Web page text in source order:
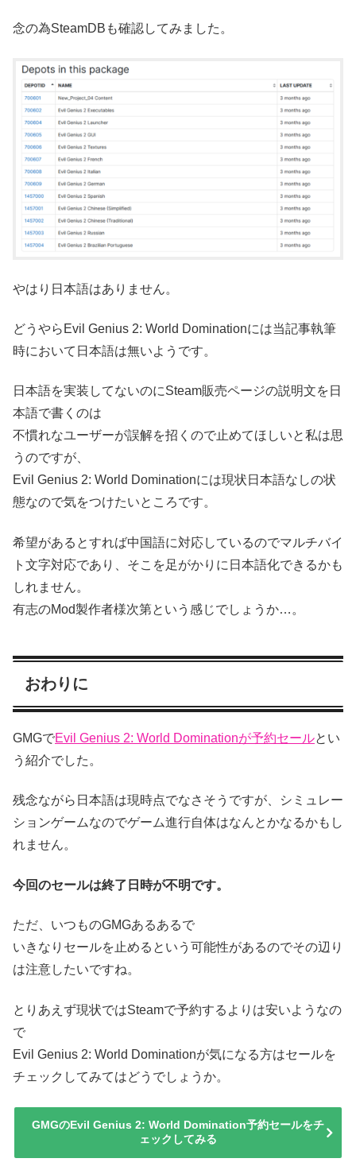
念の為SteamDBも確認してみました。
やはり日本語はありません。
どうやらEvil Genius 2: World Dominationには当記事執筆
時において日本語は無いようです。
日本語を実装してないのにSteam販売ページの説明文を日
本語で書くのは
不慣れなユーザーが誤解を招くので止めてほしいと私は思
うのですが、
Evil Genius 2: World Dominationには現状日本語なしの状
態なので気をつけたいところです。
希望があるとすれば中国語に対応しているのでマルチバイ
ト文字対応であり、そこを足がかりに日本語化できるかも
しれません。
有志のMod製作者様次第という感じでしょうか…。
おわりに
GMGでEvil Genius 2: World Dominationが予約セールとい
う紹介でした。
残念ながら日本語は現時点でなさそうですが、シミュレー
ションゲームなのでゲーム進行自体はなんとかなるかもし
れません。
今回のセールは終了日時が不明です。
ただ、いつものGMGあるあるで
いきなりセールを止めるという可能性があるのでその辺り
は注意したいですね。
とりあえず現状ではSteamで予約するよりは安いようなの
で
Evil Genius 2: World Dominationが気になる方はセールを
チェックしてみてはどうでしょうか。
GMGのEvil Genius 2: World Domination予約セールをチ
ェックしてみる